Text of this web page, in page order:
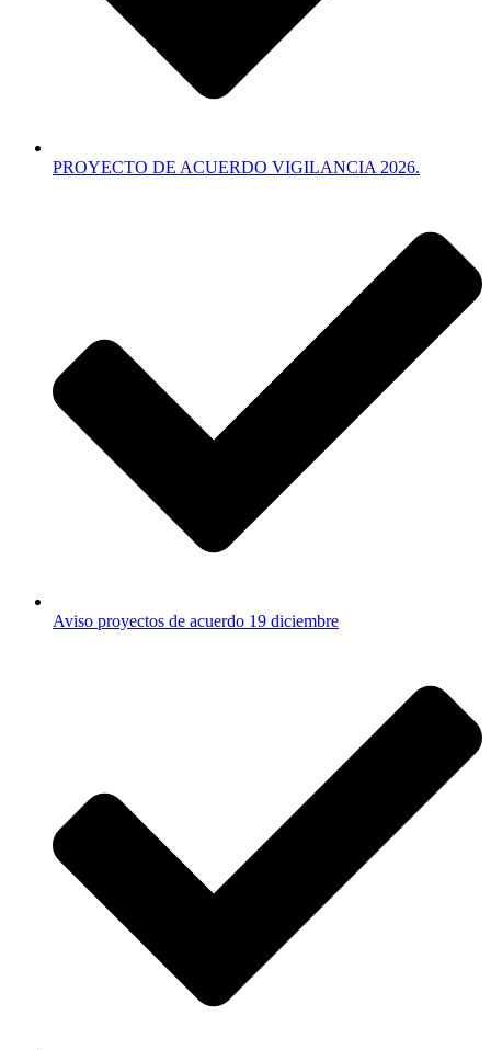
PROYECTO DE ACUERDO VIGILANCIA 2026.
Aviso proyectos de acuerdo 19 diciembre